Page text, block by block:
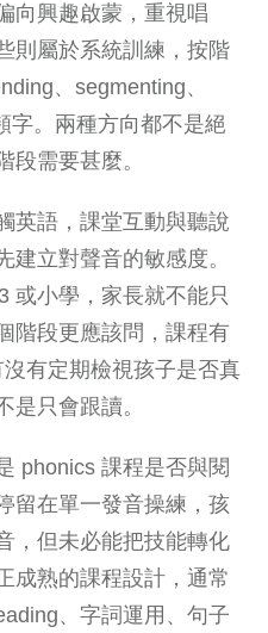
向興趣啟蒙，重視唱
則屬於系統訓練，按階
、segmenting、
字。兩種方向都不是絕
段需要甚麼。
英語，課堂互動與聽說
建立對聲音的敏感度。
或小學，家長就不能只
階段更應該問，課程有
有定期檢視孩子是否真
是只會跟讀。
phonics 課程是否與閱
留在單一發音操練，孩
，但未必能把技能轉化
成熟的課程設計，通常
、字詞運用、句子